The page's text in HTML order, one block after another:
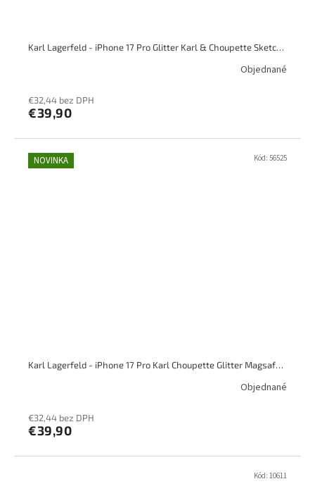
Karl Lagerfeld - iPhone 17 Pro Glitter Karl & Choupette Sketch Logo Magsafe, priesvitný
Objednané
€32,44 bez DPH
€39,90
NOVINKA
Karl Lagerfeld - iPhone 17 Pro Karl Choupette Glitter Magsafe, priesvitný
Objednané
€32,44 bez DPH
€39,90
Kód: 56525
Kód: 10611